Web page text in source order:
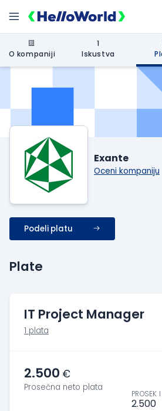
O kompaniji
1
Iskustva
Exante
Oceni kompaniju
Podeli platu
Plate
IT Project Manager
1 plata
2.500 €
Prosečna neto plata
PROSEK
2.500